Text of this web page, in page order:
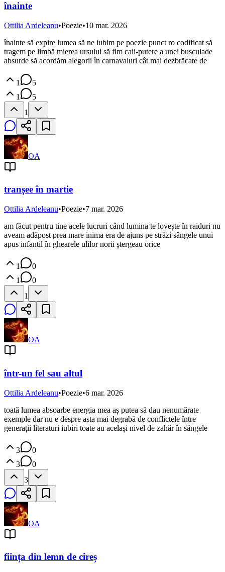
înainte
Ottilia Ardeleanu•Poezie•10 mar. 2026
înainte să expire lumea să ne iubim pe poezie punct ro codificat să
tragem pe limbă mierea ursului să fim caii-putere a unei busculade
absurde să acordăm alegorii în carnavaluri cât mai dezbrăcate de
1
5
1
5
1
OA
tranșee în martie
Ottilia Ardeleanu•Poezie•7 mar. 2026
am făcut pentru tine acele lucruri când lumina te lovește în raiduri nu
aveam adăpost prea mare inima era de ajuns pe străzi sângele unui
apus infantil în ghearele ulilor norii ștergeau orice
1
0
1
0
1
OA
într-un fel sau altul
Ottilia Ardeleanu•Poezie•6 mar. 2026
toată lumea absoarbe energia mea aș putea să dau nenumărate
exemple dar nu e despre asta mai degrabă de conflictele între
generații literaturi iubiri toate au același nivel de zahăr în sângele
3
0
3
0
3
OA
ființa din lemn de cireș